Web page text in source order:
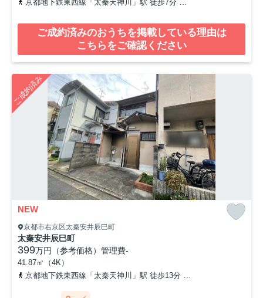
京都地下鉄東西線「太秦天神川」駅 徒歩7分
ご成約済みのおうちを掲載している理由は
こちらをご確認ください
ご成約済み
NEW
京都市右京区太秦安井辰巳町
太秦安井辰巳町
399万円（参考価格） 管理費-
41.87㎡（4K）
京都地下鉄東西線「太秦天神川」駅 徒歩13分